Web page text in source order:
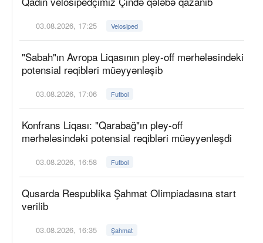
03.08.2026, 17:25 Velosiped
"Sabah"ın Avropa Liqasının pley-off mərhələsindəki
potensial rəqibləri müəyyənləşib
03.08.2026, 17:06 Futbol
Konfrans Liqası: "Qarabağ"ın pley-off
mərhələsindəki potensial rəqibləri müəyyənləşdi
03.08.2026, 16:58 Futbol
Qusarda Respublika Şahmat Olimpiadasına start
verilib
03.08.2026, 16:35 Şahmat